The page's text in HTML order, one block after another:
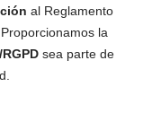
al Reglamento
la
sea parte de